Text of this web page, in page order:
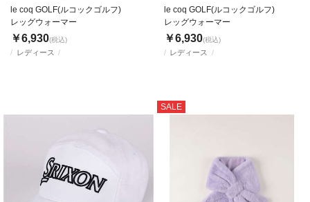
レディース
le coq GOLF(ルコックゴルフ)
レッグウォーマー
￥6,930(税込)
レディース
le coq GOLF(ルコックゴルフ)
レッグウォーマー
￥6,930(税込)
SALE